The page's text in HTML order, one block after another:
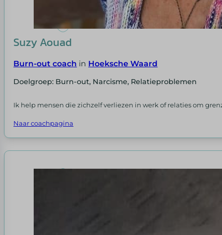
Suzy Aouad
Burn-out coach in Hoeksche Waard
Doelgroep: Burn-out, Narcisme, Relatieproblemen
Ik help mensen die zichzelf verliezen in werk of relaties om
Naar coachpagina